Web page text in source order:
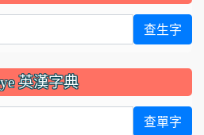
查生字
英漢字典
查單字